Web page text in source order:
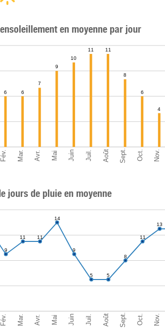
Fév. Mar. Avr. Mai Juin Juil. Août Sept. Oct. Nov.
en moyenne par jour
6 6
7
9
10
11 11
8
6
4
Fév. Mar. Avr. Mai Juin Juil. Août Sept. Oct. Nov.
jours de pluie en moyenne
9
11 11
14
9
5 5
8
11
13